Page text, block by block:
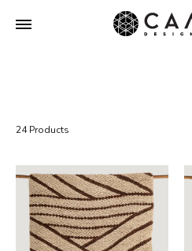
24 Products